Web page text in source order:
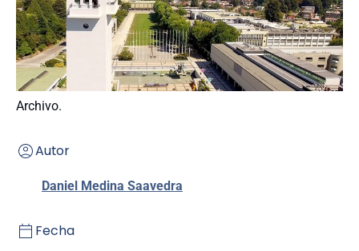
Archivo.
Autor
Daniel Medina Saavedra
Fecha